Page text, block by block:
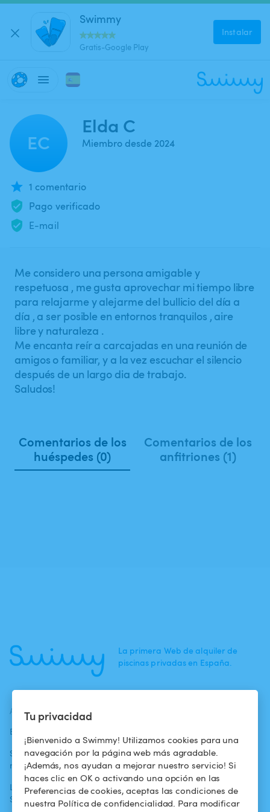
Tu privacidad
¡Bienvenido a Swimmy! Utilizamos cookies para una
navegación por la página web más agradable.
¡Además, nos ayudan a mejorar nuestro servicio! Si
haces clic en OK o activando una opción en las
Preferencias de cookies, aceptas las condiciones de
nuestra Política de confidencialidad. Para modificar
Swimmy
Gratis-Google Play
Instalar
EC
Elda C
Miembro desde 2024
1 comentario
Pago verificado
E-mail
Me considero una persona amigable y
respetuosa , me gusta aprovechar mi tiempo libre
para relajarme y alejarme del bullicio del día a
día , a ser posible en entornos tranquilos , aire
libre y naturaleza .
Me encanta reír a carcajadas en una reunión de
amigos o familiar, y a la vez escuchar el silencio
después de un largo dia de trabajo.
Saludos!
Comentarios de los
huéspedes (0)
Comentarios de los
anfitriones (1)
La primera Web de alquiler de
piscinas privadas en España.
ACTUALIDADES
Blog
Swimmy en los
medios
La aventura
Swimmy
Para los
propietarios
Alquilar mi
piscina
Condiciones de
uso
Política de
confidencialidad